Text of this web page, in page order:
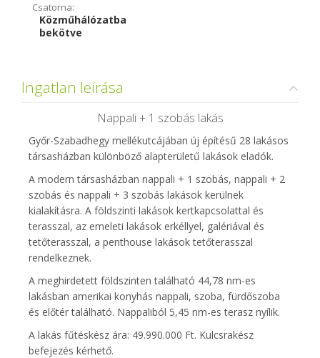
Csatorna:
Közműhálózatba
bekötve
Ingatlan leírása
Nappali + 1 szobás lakás
Győr-Szabadhegy mellékutcájában új építésű 28 lakásos
társasházban különböző alapterületű lakások eladók.
A modern társasházban nappali + 1 szobás, nappali + 2
szobás és nappali + 3 szobás lakások kerülnek
kialakításra. A földszinti lakások kertkapcsolattal és
terasszal, az emeleti lakások erkéllyel, galériával és
tetőterasszal, a penthouse lakások tetőterasszal
rendelkeznek.
A meghirdetett földszinten található 44,78 nm-es
lakásban amerikai konyhás nappali, szoba, fürdőszoba
és előtér található. Nappaliból 5,45 nm-es terasz nyílik.
A lakás fűtéskész ára: 49.990.000 Ft. Kulcsrakész
befejezés kérhető.